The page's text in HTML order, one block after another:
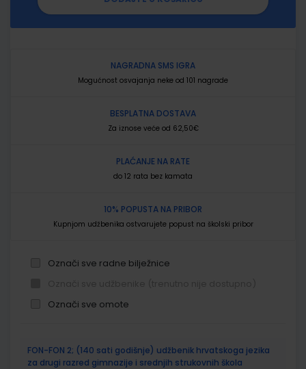
NAGRADNA SMS IGRA
Mogućnost osvajanja neke od 101 nagrade
BESPLATNA DOSTAVA
Za iznose veće od 62,50€
PLAĆANJE NA RATE
do 12 rata bez kamata
10% POPUSTA NA PRIBOR
Kupnjom udžbenika ostvarujete popust na školski pribor
Označi sve radne bilježnice
Označi sve omote
proizvodi
FON-FON 2; (140 sati godišnje) udžbenik hrvatskoga jezika
za drugi razred gimnazije i srednjih strukovnih škola